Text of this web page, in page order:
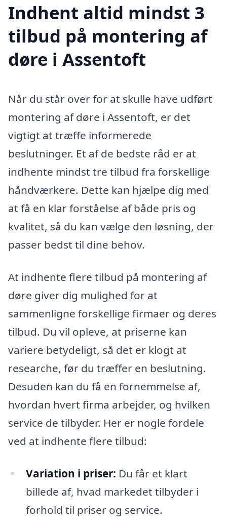
Indhent altid mindst 3
tilbud på montering af
døre i Assentoft
Når du står over for at skulle have udført
montering af døre i Assentoft, er det
vigtigt at træffe informerede
beslutninger. Et af de bedste råd er at
indhente mindst tre tilbud fra forskellige
håndværkere. Dette kan hjælpe dig med
at få en klar forståelse af både pris og
kvalitet, så du kan vælge den løsning, der
passer bedst til dine behov.
At indhente flere tilbud på montering af
døre giver dig mulighed for at
sammenligne forskellige firmaer og deres
tilbud. Du vil opleve, at priserne kan
variere betydeligt, så det er klogt at
researche, før du træffer en beslutning.
Desuden kan du få en fornemmelse af,
hvordan hvert firma arbejder, og hvilken
service de tilbyder. Her er nogle fordele
ved at indhente flere tilbud:
Variation i priser: Du får et klart
billede af, hvad markedet tilbyder i
forhold til priser og service.